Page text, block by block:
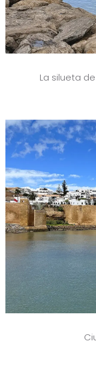
La silueta